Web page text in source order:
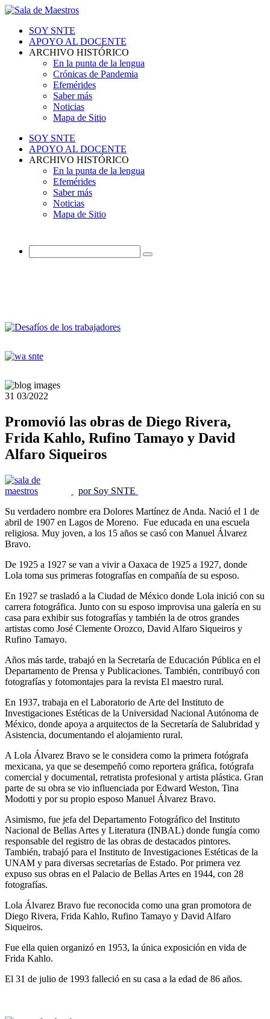
SOY SNTE
APOYO AL DOCENTE
ARCHIVO HISTÓRICO
En la punta de la lengua
Crónicas de Pandemia
Efemérides
Saber más
Noticias
Mapa de Sitio
SOY SNTE
APOYO AL DOCENTE
ARCHIVO HISTÓRICO
En la punta de la lengua
Efemérides
Saber más
Noticias
Mapa de Sitio
31 03/2022
Promovió las obras de Diego Rivera,
Frida Kahlo, Rufino Tamayo y David
Alfaro Siqueiros
por Soy SNTE
Su verdadero nombre era Dolores Martínez de Anda. Nació el 1 de
abril de 1907 en Lagos de Moreno. Fue educada en una escuela
religiosa. Muy joven, a los 15 años se casó con Manuel Álvarez
Bravo.
De 1925 a 1927 se van a vivir a Oaxaca de 1925 a 1927, donde
Lola toma sus primeras fotografías en compañía de su esposo.
En 1927 se trasladó a la Ciudad de México donde Lola inició con su
carrera fotográfica. Junto con su esposo improvisa una galería en su
casa para exhibir sus fotografías y también la de otros grandes
artistas como José Clemente Orozco, David Alfaro Siqueiros y
Rufino Tamayo.
Años más tarde, trabajó en la Secretaría de Educación Pública en el
Departamento de Prensa y Publicaciones. También, contribuyó con
fotografías y fotomontajes para la revista El maestro rural.
En 1937, trabaja en el Laboratorio de Arte del Instituto de
Investigaciones Estéticas de la Universidad Nacional Autónoma de
México, donde apoya a arquitectos de la Secretaría de Salubridad y
Asistencia, documentando el alojamiento rural.
A Lola Álvarez Bravo se le considera como la primera fotógrafa
mexicana, ya que se desempeñó como reportera gráfica, fotógrafa
comercial y documental, retratista profesional y artista plástica. Gran
parte de su obra se vio influenciada por Edward Weston, Tina
Modotti y por su propio esposo Manuel Álvarez Bravo.
Asimismo, fue jefa del Departamento Fotográfico del Instituto
Nacional de Bellas Artes y Literatura (INBAL) donde fungía como
responsable del registro de las obras de destacados pintores.
También, trabajó para el Instituto de Investigaciones Estéticas de la
UNAM y para diversas secretarías de Estado. Por primera vez
expuso sus obras en el Palacio de Bellas Artes en 1944, con 28
fotografías.
Lola Álvarez Bravo fue reconocida como una gran promotora de
Diego Rivera, Frida Kahlo, Rufino Tamayo y David Alfaro
Siqueiros.
Fue ella quien organizó en 1953, la única exposición en vida de
Frida Kahlo.
El 31 de julio de 1993 falleció en su casa a la edad de 86 años.